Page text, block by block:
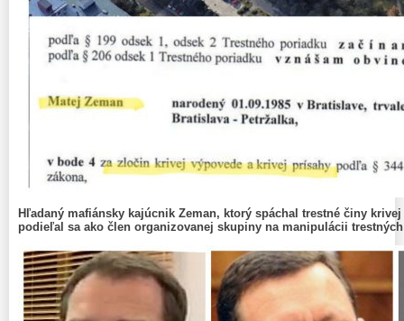
Hľadaný mafiánsky kajúcnik Zeman, ktorý spáchal trestné činy
podieľal sa ako člen organizovanej skupiny na manipulácii